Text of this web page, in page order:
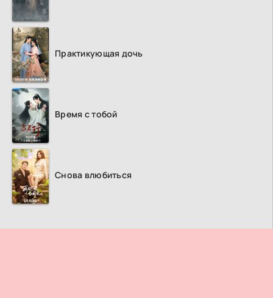
Практикующая дочь
Время с тобой
Снова влюбиться